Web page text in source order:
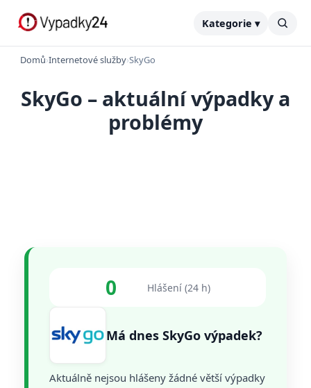
Kategorie ▾
Domů›Internetové služby›SkyGo
SkyGo – aktuální výpadky a
problémy
0 Hlášení (24 h)
Má dnes SkyGo výpadek?
Aktuálně nejsou hlášeny žádné větší výpadky